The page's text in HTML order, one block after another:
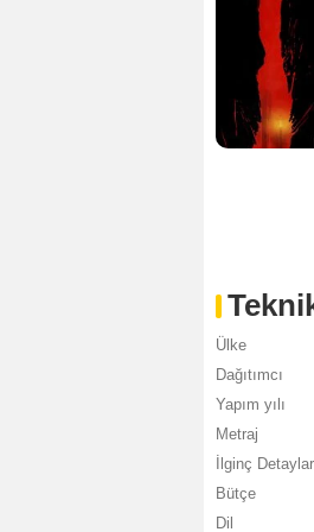
Ülke
Dağıtımcı
Yapım yılı
Metraj
İlginç Detaylar
Bütçe
Dil